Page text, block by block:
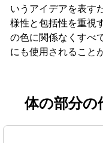
いうアイデアを表す
様性と包括性を重視
の色に関係なくすべ
にも使用されること
体の部分の